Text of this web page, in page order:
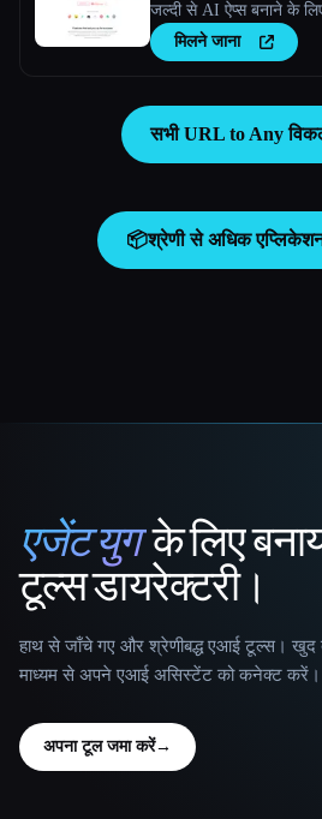
जल्दी से AI ऐप्स बनाने के
मिलने जाना
सभी URL to Any
📦श्रेणी से अधिक
That AI Collection
एजेंट युगके लिए
टूल्स डायरेक्टरी।
हाथ से जाँचे गए और श्रेणीबद्ध एआई टूल्स। खुद
माध्यम से अपने एआई असिस्टेंट को कनेक्ट करें।
अपना टूल जमा करें→